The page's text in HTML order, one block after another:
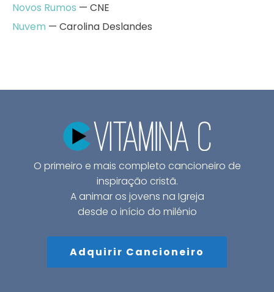
Novos Rumos — CNE
Nuvem — Carolina Deslandes
O primeiro e mais completo cancioneiro de
inspiração cristã.
A animar os jovens na Igreja
desde o início do milénio
Adquirir Cancioneiro